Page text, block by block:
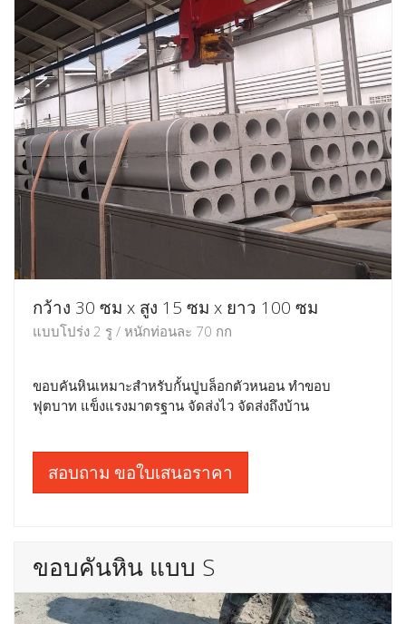
กว้าง 30 ซม x สูง 15 ซม x ยาว 100 ซม
แบบโปร่ง 2 รู / หนักท่อนละ 70 กก
ขอบคันหินเหมาะสำหรับกั้นปูบล็อกตัวหนอน ทำขอบ
ฟุตบาท แข็งแรงมาตรฐาน จัดส่งไว จัดส่งถึงบ้าน
สอบถาม ขอใบเสนอราคา
ขอบคันหิน แบบ S